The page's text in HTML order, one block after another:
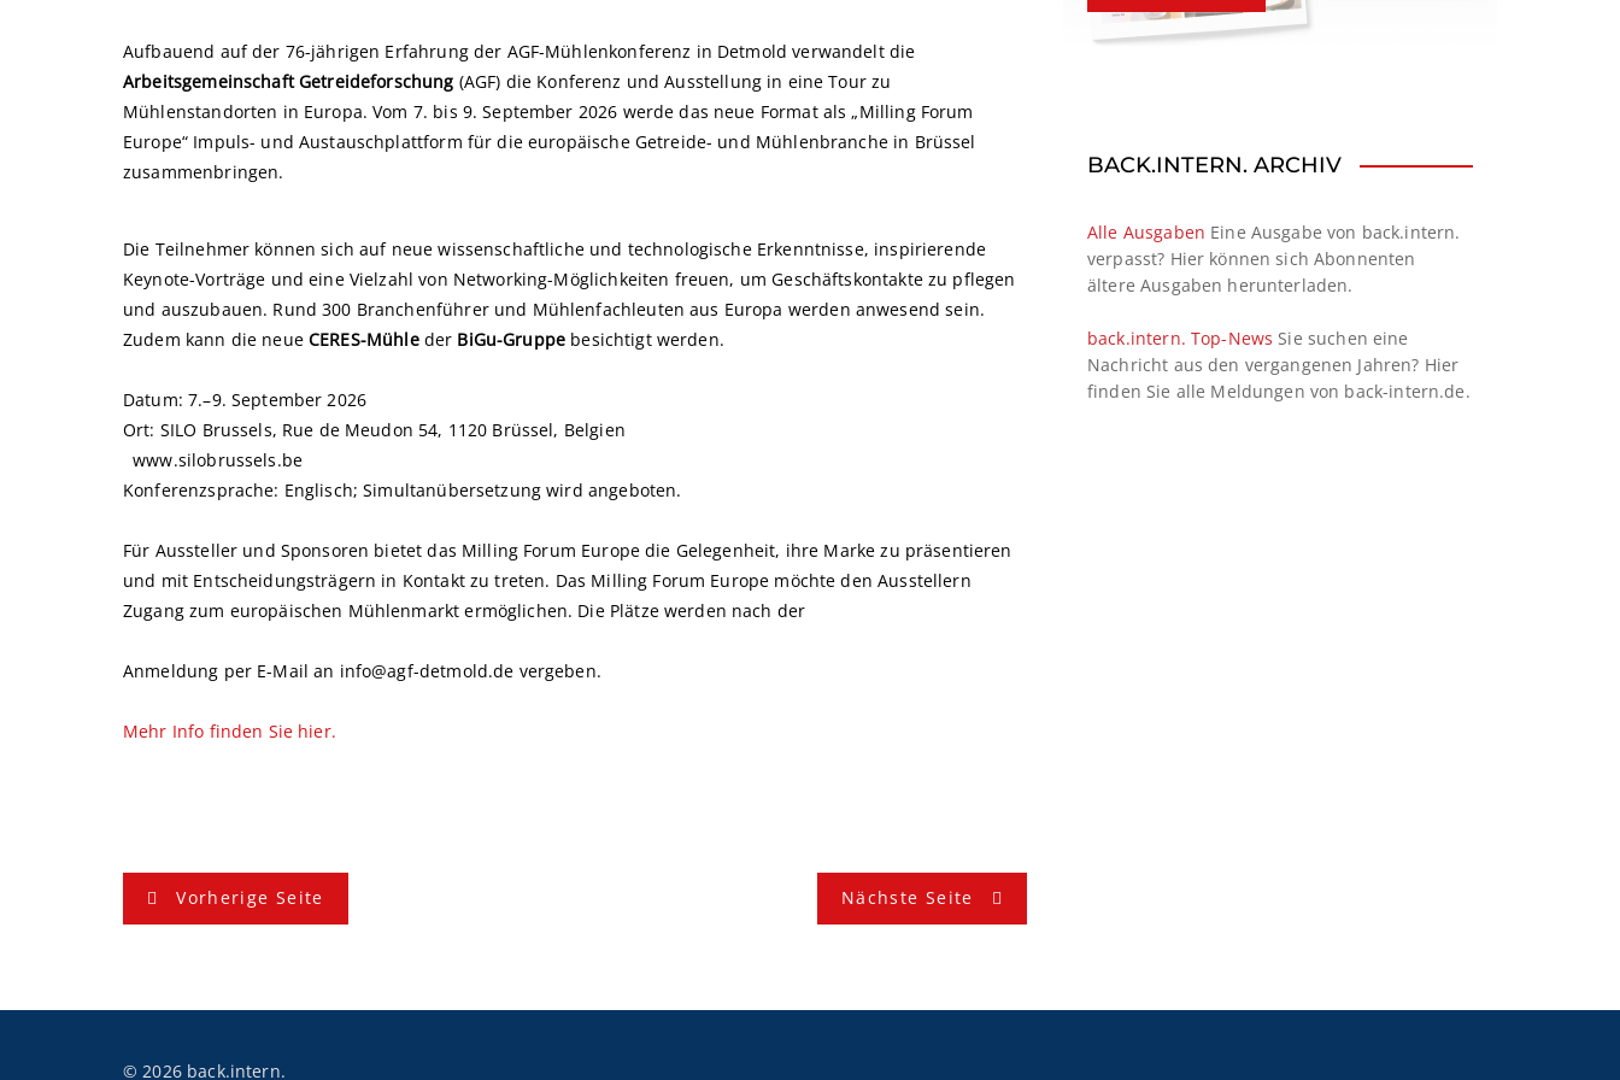
Aufbauend auf der 76-jährigen Erfahrung der AGF-Mühlenkonferenz in Detmold verwandelt die
Arbeitsgemeinschaft Getreideforschung (AGF) die Konferenz und Ausstellung in eine Tour zu
Mühlenstandorten in Europa. Vom 7. bis 9. September 2026 werde das neue Format als „Milling Forum
Europe“ Impuls- und Austauschplattform für die europäische Getreide- und Mühlenbranche in Brüssel
zusammenbringen.
Die Teilnehmer können sich auf neue wissenschaftliche und technologische Erkenntnisse, inspirierende
Keynote-Vorträge und eine Vielzahl von Networking-Möglichkeiten freuen, um Geschäftskontakte zu pflegen
und auszubauen. Rund 300 Branchenführer und Mühlenfachleuten aus Europa werden anwesend sein.
Zudem kann die neue CERES-Mühleder BiGu-Gruppe besichtigt werden.
Datum: 7.–9. September 2026
Ort: SILO Brussels, Rue de Meudon 54, 1120 Brüssel, Belgien
www.silobrussels.be
Konferenzsprache: Englisch; Simultanübersetzung wird angeboten.
Für Aussteller und Sponsoren bietet das Milling Forum Europe die Gelegenheit, ihre Marke zu präsentieren
und mit Entscheidungsträgern in Kontakt zu treten. Das Milling Forum Europe möchte den Ausstellern
Zugang zum europäischen Mühlenmarkt ermöglichen. Die Plätze werden nach der
Anmeldung per E-Mail an info@agf-detmold.de vergeben.
Mehr Info finden Sie hier.
B
e
Vorherige Seite Nächste Seite
BACK.INTERN. ARCHIV
Alle Ausgaben Eine Ausgabe von back.intern.
verpasst? Hier können sich Abonnenten
ältere Ausgaben herunterladen.
back.intern. Top-News Sie suchen eine
Nachricht aus den vergangenen Jahren? Hier
finden Sie alle Meldungen von back-intern.de.
© 2026 back.intern.